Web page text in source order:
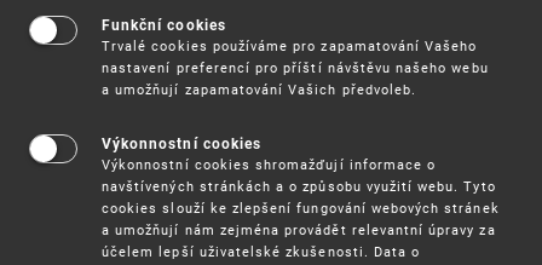
Vynálezy / Patenty
Užitnévzory
Ochrannéznámky
Funkční cookies
Trvalé cookies používáme pro zapamatování Vašeho
nastavení preferencí pro příští návštěvu našeho webu
a umožňují zapamatování Vašich předvoleb.
Výkonnostní cookies
Výkonnostní cookies shromažďují informace o
navštívených stránkách a o způsobu využití webu. Tyto
cookies slouží ke zlepšení fungování webových stránek
a umožňují nám zejména provádět relevantní úpravy za
účelem lepší uživatelské zkušenosti. Data o